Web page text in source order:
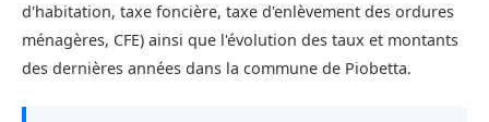
d'habitation, taxe foncière, taxe d'enlèvement des ordures
ménagères, CFE) ainsi que l'évolution des taux et montants
des dernières années dans la commune de Piobetta.